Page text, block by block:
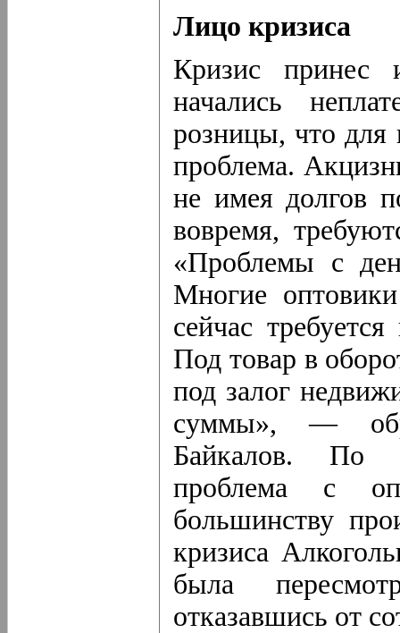
Лицо кризиса
Кризис принес
начались
розницы, что для
проблема.
не имея долгов
вовремя,
«Проблемы с
Многие
сейчас
Под товар в
под залог
суммы», —
Байкалов. По
проблема с
большинству
кризиса
была
отказавшись от